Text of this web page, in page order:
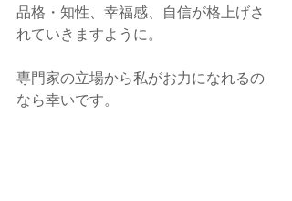
品格・知性、幸福感、自信が格上げさ
れていきますように。
専門家の立場から私がお力になれるの
なら幸いです。